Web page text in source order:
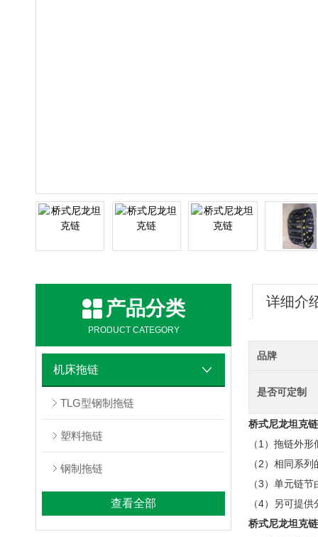
产品分类
PRODUCT CATEGORY
机床拖链
TLG型钢制拖链
塑料拖链
钢制拖链
查看全部
详细介
品牌
是否可定制
桥式尼龙坦克链
（1）拖链外
（2）相同系
（3）单元链
（4）另可提
桥式尼龙坦克链